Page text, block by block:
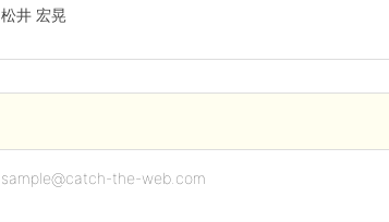
松井 宏晃
sample@catch-the-web.com